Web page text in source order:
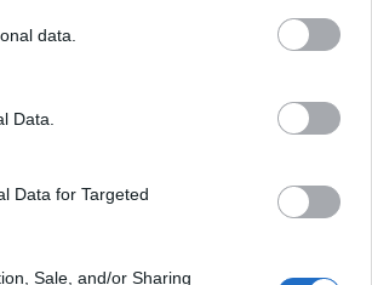
data.
Data.
Data for Targeted
Sale, and/or Sharing
durante un